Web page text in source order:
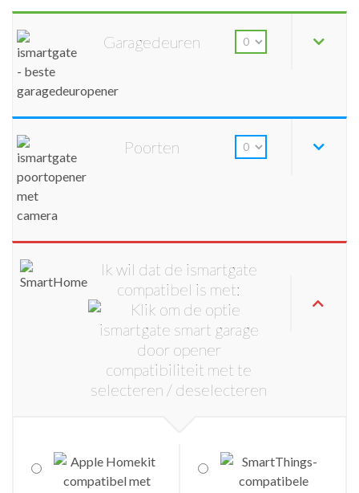
Garagedeuren
Poorten
Ik wil dat de ismartgate
compatibel is met: